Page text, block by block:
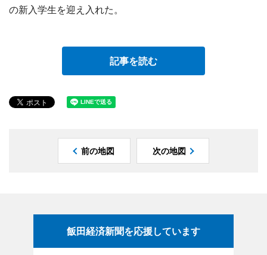
の新入学生を迎え入れた。
記事を読む
前の地図 次の地図
飯田経済新聞を応援しています